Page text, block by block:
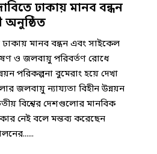
ঢাকায় মানব বন্ধন
অনুষ্ঠিত
মানব বন্ধন এবং সাইকেল
ও জলবায়ু পরিবর্তণ রোধে
পরিকল্পনা বুমেরাং হয়ে দেখা
জলবায়ু ন্যায্যতা বিহীন উন্নয়ন
বিশ্বের দেশগুলোর মানবিক
নেই বলে মন্তব্য করেছেন